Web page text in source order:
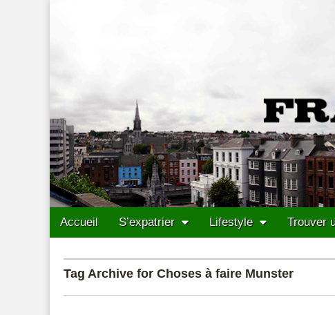
Main menu
Skip to content
Accueil S’expatrier Lifestyle Trouver
Tag Archive for Choses à faire Munster